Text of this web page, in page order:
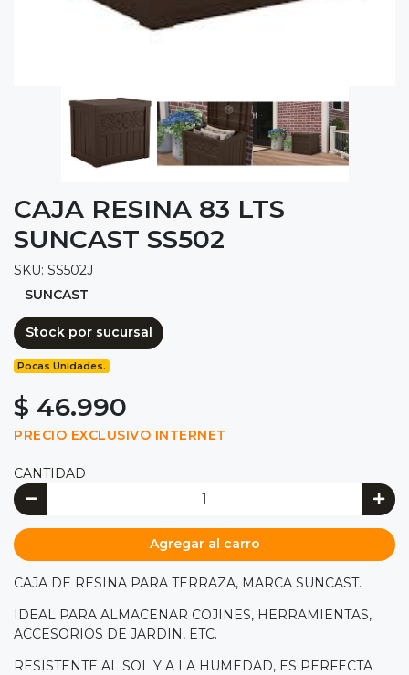
CAJA RESINA 83 LTS
SUNCAST SS502
SKU: SS502J
SUNCAST
Stock por sucursal
Pocas Unidades.
$ 46.990
PRECIO EXCLUSIVO INTERNET
CANTIDAD
Agregar al carro
CAJA DE RESINA PARA TERRAZA, MARCA SUNCAST.
IDEAL PARA ALMACENAR COJINES, HERRAMIENTAS,
ACCESORIOS DE JARDIN, ETC.
RESISTENTE AL SOL Y A LA HUMEDAD, ES PERFECTA